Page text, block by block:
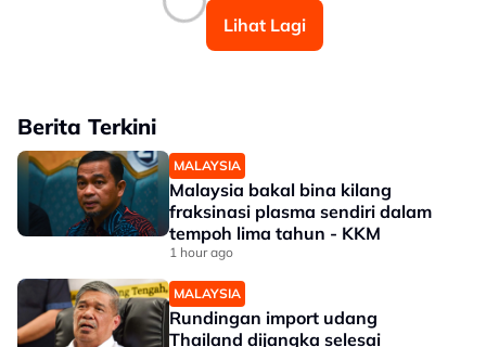
Lihat Lagi
Berita Terkini
MALAYSIA
Malaysia bakal bina kilang
fraksinasi plasma sendiri dalam
tempoh lima tahun - KKM
1 hour ago
MALAYSIA
Rundingan import udang
Thailand dijangka selesai